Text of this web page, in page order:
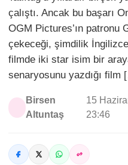
çalıştı. Ancak bu başarı
OGM Pictures’ın patronu
çekeceği, şimdilik
filmde iki star isim bir
senaryosunu yazdığı film
Birsen
Altuntaş
15
23:46